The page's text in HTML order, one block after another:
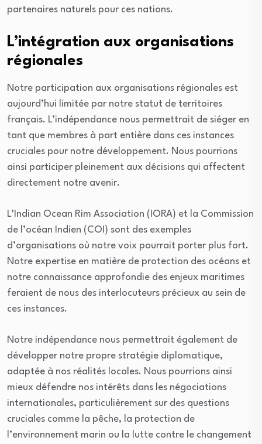
partenaires naturels pour ces nations.
L’intégration aux organisations
régionales
Notre participation aux organisations régionales est
aujourd’hui limitée par notre statut de territoires
français. L’indépendance nous permettrait de siéger en
tant que membres à part entière dans ces instances
cruciales pour notre développement. Nous pourrions
ainsi participer pleinement aux décisions qui affectent
directement notre avenir.
L’Indian Ocean Rim Association (IORA) et la Commission
de l’océan Indien (COI) sont des exemples
d’organisations où notre voix pourrait porter plus fort.
Notre expertise en matière de protection des océans et
notre connaissance approfondie des enjeux maritimes
feraient de nous des interlocuteurs précieux au sein de
ces instances.
Notre indépendance nous permettrait également de
développer notre propre stratégie diplomatique,
adaptée à nos réalités locales. Nous pourrions ainsi
mieux défendre nos intérêts dans les négociations
internationales, particulièrement sur des questions
cruciales comme la pêche, la protection de
l’environnement marin ou la lutte contre le changement